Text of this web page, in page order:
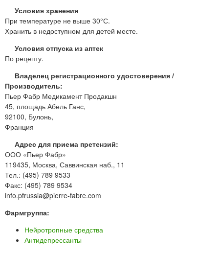
Условия хранения
При температуре не выше 30°С.
Хранить в недоступном для детей месте.
Условия отпуска из аптек
По рецепту.
Владелец регистрационного удостоверения /
Производитель:
Пьер Фабр Медикамент Продакшн
45, площадь Абель Ганс,
92100, Булонь,
Франция
Адрес для приема претензий:
ООО «Пьер Фабр»
119435, Москва, Саввинская наб., 11
Тел.: (495) 789 9533
Факс: (495) 789 9534
info.pfrussia@pierre-fabre.com
Фармгруппа:
Нейротропные средства
Антидепрессанты